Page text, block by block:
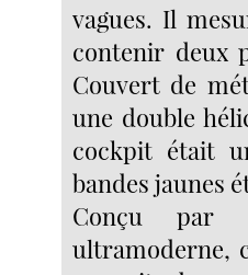
vagues. Il
contenir deux
Couvert de
une double
cockpit était
bandes jaunes
Conçu par
ultramoderne,